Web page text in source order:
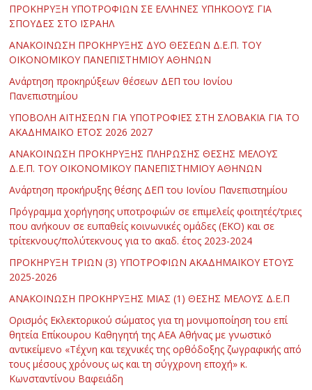
ΠΡΟΚΗΡΥΞΗ ΥΠΟΤΡΟΦΙΩΝ ΣΕ ΕΛΛΗΝΕΣ ΥΠΗΚΟΟΥΣ ΓΙΑ
ΣΠΟΥΔΕΣ ΣΤΟ ΙΣΡΑΗΛ
ΑΝΑΚΟΙΝΩΣΗ ΠΡΟΚΗΡΥΞΗΣ ΔΥΟ ΘΕΣΕΩΝ Δ.Ε.Π. ΤΟΥ
ΟΙΚΟΝΟΜΙΚΟΥ ΠΑΝΕΠΙΣΤΗΜΙΟΥ ΑΘΗΝΩΝ
Ανάρτηση προκηρύξεων θέσεων ΔΕΠ του Ιονίου
Πανεπιστημίου
ΥΠΟΒΟΛΗ ΑΙΤΗΣΕΩΝ ΓΙΑ ΥΠΟΤΡΟΦΙΕΣ ΣΤΗ ΣΛΟΒΑΚΙΑ ΓΙΑ ΤΟ
ΑΚΑΔΗΜΑΪΚΟ ΕΤΟΣ 2026 2027
ΑΝΑΚΟΙΝΩΣΗ ΠΡΟΚΗΡΥΞΗΣ ΠΛΗΡΩΣΗΣ ΘΕΣΗΣ ΜΕΛΟΥΣ
Δ.Ε.Π. ΤΟΥ ΟΙΚΟΝΟΜΙΚΟΥ ΠΑΝΕΠΙΣΤΗΜΙΟΥ ΑΘΗΝΩΝ
Ανάρτηση προκήρυξης θέσης ΔΕΠ του Ιονίου Πανεπιστημίου
Πρόγραμμα χορήγησης υποτροφιών σε επιμελείς φοιτητές/τριες
που ανήκουν σε ευπαθείς κοινωνικές ομάδες (ΕΚΟ) και σε
τρίτεκνους/πολύτεκνους για το ακαδ. έτος 2023-2024
ΠΡΟΚΗΡΥΞΗ ΤΡΙΩΝ (3) ΥΠΟΤΡΟΦΙΩΝ ΑΚΑΔΗΜΑΪΚΟΥ ΕΤΟΥΣ
2025-2026
ΑΝΑΚΟΙΝΩΣΗ ΠΡΟΚΗΡΥΞΗΣ ΜΙΑΣ (1) ΘΕΣΗΣ ΜΕΛΟΥΣ Δ.Ε.Π
Ορισμός Εκλεκτορικού σώματος για τη μονιμοποίηση του επί
θητεία Επίκουρου Καθηγητή της ΑΕΑ Αθήνας με γνωστικό
αντικείμενο «Τέχνη και τεχνικές της ορθόδοξης ζωγραφικής από
τους μέσους χρόνους ως και τη σύγχρονη εποχή» κ.
Κωνσταντίνου Βαφειάδη